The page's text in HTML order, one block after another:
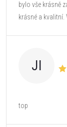
bylo vše krásně
krásné a kvalitní.
JI
top